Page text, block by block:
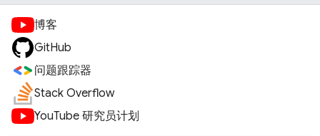
博客
GitHub
问题跟踪器
Stack Overflow
YouTube 研究员计划